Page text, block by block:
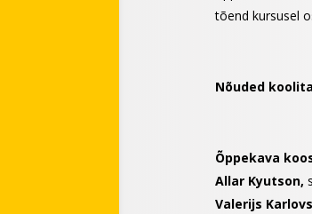
tõend kursusel
Nõuded
Õppekava
Allar Kyutson,
Valerijs